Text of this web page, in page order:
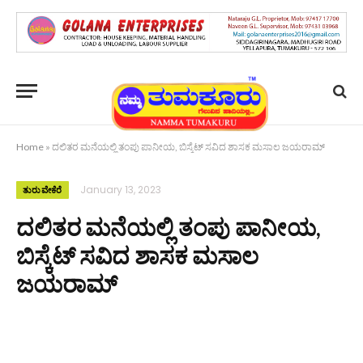
Home » ದಲಿತರ ಮನೆಯಲ್ಲಿ ತಂಪು ಪಾನೀಯ, ಬಿಸ್ಕೆಟ್ ಸವಿದ ಶಾಸಕ ಮಸಾಲ ಜಯರಾಮ್
ತುರುವೇಕೆರೆ January 13, 2023
ದಲಿತರ ಮನೆಯಲ್ಲಿ ತಂಪು ಪಾನೀಯ,
ಬಿಸ್ಕೆಟ್ ಸವಿದ ಶಾಸಕ ಮಸಾಲ
ಜಯರಾಮ್